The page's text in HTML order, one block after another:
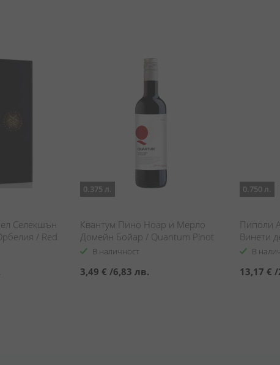
Селекшън
/ Red
0.375 л.
Квантум Пино Ноар и Мерло
Домейн Бойар / Quantum Pinot
Noir & Merlot Domaine Boyar
В наличност
3,49 € /6,83 лв.
0.750 л.
Пиполи
Винети
Vulture
В
13,17 € /